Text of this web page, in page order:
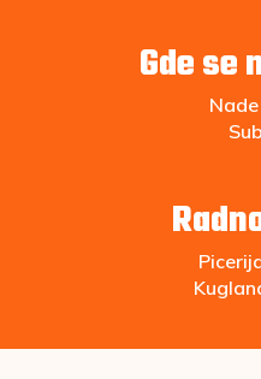
Gde se